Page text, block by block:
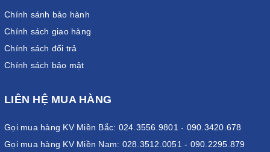
Chính sánh bảo hành
Chính sách giao hàng
Chính sách đổi trả
Chính sách bảo mật
LIÊN HỆ MUA HÀNG
Gọi mua hàng KV Miền Bắc: 024.3556.9801 - 090.3420.678
Gọi mua hàng KV Miền Nam: 028.3512.0051 - 090.2295.879